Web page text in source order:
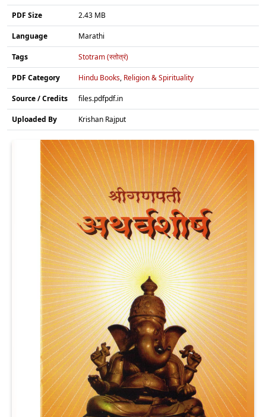
PDF Size 2.43 MB
Language Marathi
Tags Stotram (स्तोत्रं)
PDF Category Hindu Books, Religion & Spirituality
Source / Credits files.pdfpdf.in
Uploaded By Krishan Rajput